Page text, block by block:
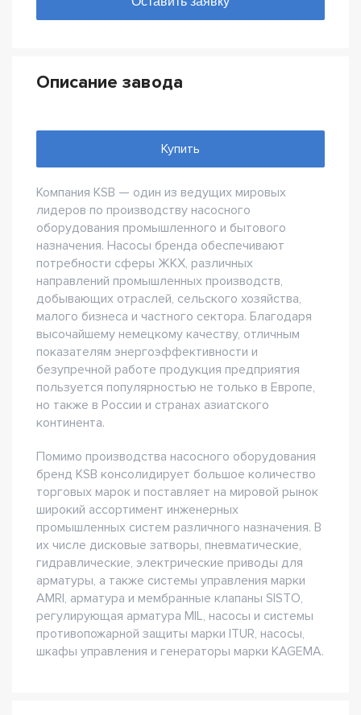
Описание завода
Купить
Компания KSB — один из ведущих мировых
лидеров по производству насосного
оборудования промышленного и бытового
назначения. Насосы бренда обеспечивают
потребности сферы ЖКХ, различных
направлений промышленных производств,
добывающих отраслей, сельского хозяйства,
малого бизнеса и частного сектора. Благодаря
высочайшему немецкому качеству, отличным
показателям энергоэффективности и
безупречной работе продукция предприятия
пользуется популярностью не только в Европе,
но также в России и странах азиатского
континента.
Помимо производства насосного оборудования
бренд KSB консолидирует большое количество
торговых марок и поставляет на мировой рынок
широкий ассортимент инженерных
промышленных систем различного назначения. В
их числе дисковые затворы, пневматические,
гидравлические, электрические приводы для
арматуры, а также системы управления марки
AMRI, арматура и мембранные клапаны SISTO,
регулирующая арматура MIL, насосы и системы
противопожарной защиты марки ITUR, насосы,
шкафы управления и генераторы марки KAGEMA.